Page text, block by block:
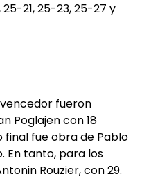
21, 25-23, 25-27 y
fueron
Poglajen con 18
fue obra de Pablo
En tanto, para los
Rouzier, con 29.